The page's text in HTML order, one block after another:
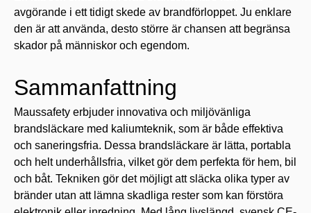
avgörande i ett tidigt skede av brandförloppet. Ju enklare
den är att använda, desto större är chansen att begränsa
skador på människor och egendom.
Sammanfattning
Maussafety erbjuder innovativa och miljövänliga
brandsläckare med kaliumteknik, som är både effektiva
och saneringsfria. Dessa brandsläckare är lätta, portabla
och helt underhållsfria, vilket gör dem perfekta för hem, bil
och båt. Tekniken gör det möjligt att släcka olika typer av
bränder utan att lämna skadliga rester som kan förstöra